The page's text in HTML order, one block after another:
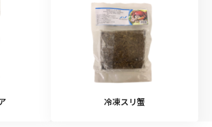
冷凍スリ蟹